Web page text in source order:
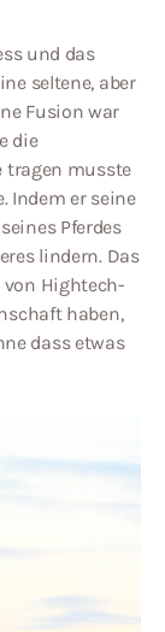
und das
seltene, aber
Fusion war
die
tragen musste
Indem er seine
Pferdes
lindern. Das
von Hightech-
haben,
dass etwas